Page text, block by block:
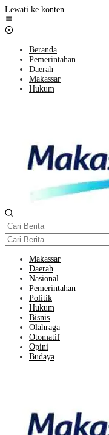
Lewati ke konten
Beranda
Pemerintahan
Daerah
Makassar
Hukum
Makassar
Daerah
Nasional
Pemerintahan
Politik
Hukum
Bisnis
Olahraga
Otomatif
Opini
Budaya